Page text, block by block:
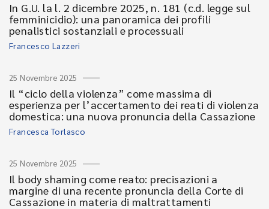
In G.U. la l. 2 dicembre 2025, n. 181 (c.d. legge sul
femminicidio): una panoramica dei profili
penalistici sostanziali e processuali
Francesco Lazzeri
25 Novembre 2025
Il “ciclo della violenza” come massima di
esperienza per l’accertamento dei reati di violenza
domestica: una nuova pronuncia della Cassazione
Francesca Torlasco
25 Novembre 2025
Il body shaming come reato: precisazioni a
margine di una recente pronuncia della Corte di
Cassazione in materia di maltrattamenti